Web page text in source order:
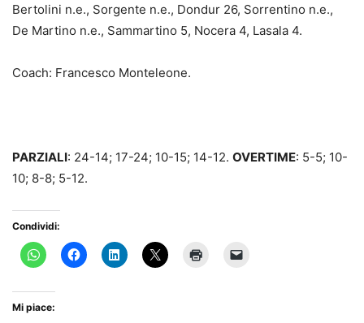
Bertolini n.e., Sorgente n.e., Dondur 26, Sorrentino n.e.,
De Martino n.e., Sammartino 5, Nocera 4, Lasala 4.
Coach: Francesco Monteleone.
PARZIALI: 24-14; 17-24; 10-15; 14-12. OVERTIME: 5-5; 10-
10; 8-8; 5-12.
Condividi:
Mi piace: